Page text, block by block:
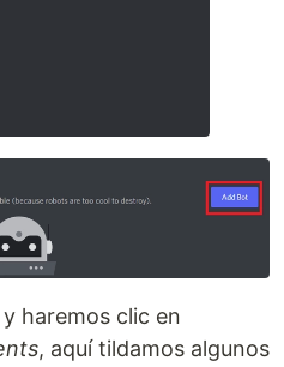
haremos clic en
, aquí tildamos algunos